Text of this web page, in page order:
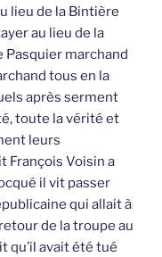
lieu de la Bintière
au lieu de la
Pasquier marchand
tous en la
après serment
toute la vérité et
leurs
François Voisin a
il vit passer
qui allait à
de la troupe au
qu’il avait été tué